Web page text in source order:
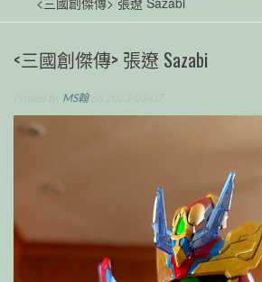
<三國創傑傳> 張遼 Sazabi
MS翰on 2023-03-07